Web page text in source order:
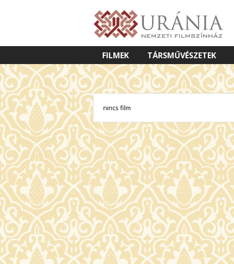
FILMEK TÁRSMŰVÉSZETEK
VETÍTETT KÉPES ELŐADÁSOK
nincs film